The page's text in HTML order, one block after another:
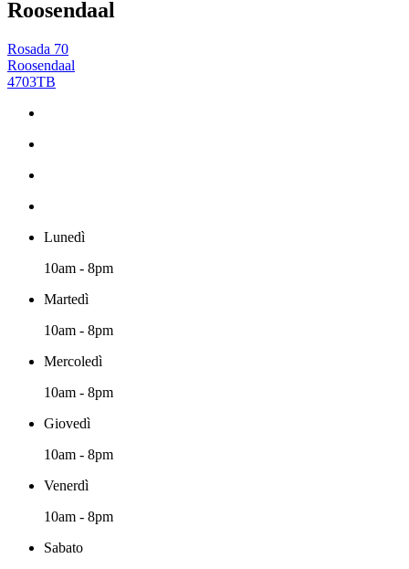
Roosendaal
Rosada 70
Roosendaal
4703TB
Lunedì
10am - 8pm
Martedì
10am - 8pm
Mercoledì
10am - 8pm
Giovedì
10am - 8pm
Venerdì
10am - 8pm
Sabato